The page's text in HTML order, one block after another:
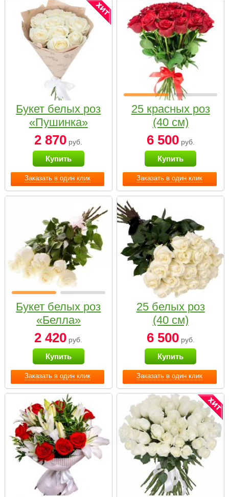
Заказать в один клик
Букет белых роз
«Пушинка»
2 870 руб.
Купить
Заказать в один клик
25 красных роз
(40 см)
6 500руб.
Купить
Заказать в один клик
Букет белых роз
«Белла»
2 420 руб.
Купить
Заказать в один клик
25 белых роз
(40 см)
6 500руб.
Купить